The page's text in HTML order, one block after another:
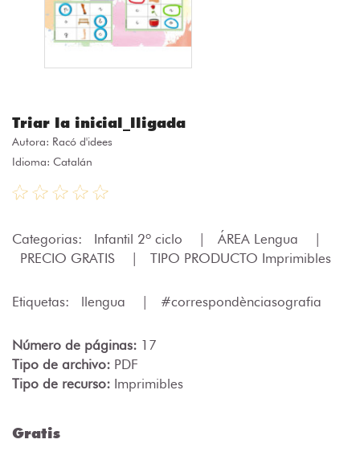
Triar la inicial_lligada
Autora: Racó d'idees
Idioma: Catalán
Categorias: Infantil 2º ciclo ÁREA Lengua
PRECIO GRATIS
TIPO PRODUCTO Imprimibles
Etiquetas: llengua #correspondènciasografia
Número de páginas: 17
Tipo de archivo: PDF
Tipo de recurso: Imprimibles
Gratis